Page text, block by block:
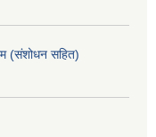
(संशोधन सहित)